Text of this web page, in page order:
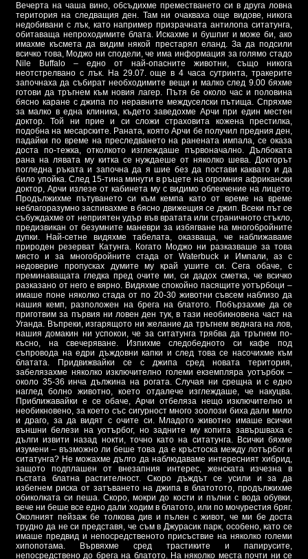
Вечерта на чаша вино, обсъдихме преместването си в друга ловна
територия на следващия ден. Там ни очакваха още видове, никога
недобивани с лък, като например призрачната антилопа ситатунга,
обитаваща непроходимите блата. Искахме и бушпиг и може би, ако
имахме късмета да видим някой престарял еланд. За да подсили
всичко това, Моджо ни сподели, че има информация за голямо стадо
Nile Buffalo – едно от най-опасните животни, също никога
неотстрелвано с лък. На 29.07. още в 4 часа сутринта, тракерите
започнаха да събират необходимите вещи и малко след 9.00 бяхме
готови да тръгнем към новия лагер. Пътя бе около час и половина
бясно каране с джипа по неравните междуселски пътища. Спряхме
за малко в една клиника, където заведохме Арчи при един местен
доктор. Той ни прие и си сложи страховита кожена престилка,
подобна на месарските. Раната, която Арчи бе получил предния ден,
падайки по време на преследването на ранената импала, се оказа
доста по-тежка, отколкото изглеждаше първоначално. Дълбоката
рана на лявата му китка се нуждаеше от няколко шева. Докторът
погледна ръката и започна да я шие без да постави каквато и да
било упойка. След 15-тина минути в ръцете на огромния африкански
доктор, Арчи излезе от кабинета му с видимо облекчение на лицето.
Продължихме пътуването си към кемпа като от време на време
неблагоразумно заспивахме в бясно движещия се джип. Всеки път се
събуждахме от неприятен удър във вратата или страничното стъкло,
предизвикан от безумните маневри за избягване на многобройните
дупки. Най-сетне видяхме табелата, оказваща, че наближаваме
природен резерват Катунга. Когато Моджо ни разказваше за това
място и за многобройните стада от Waterbuck и Импали, аз с
недоверие пропусках думите му край ушите си. Сега обаче, с
преминаващата гледка пред очите ми, си дадох сметка, че всичко
разказано от него е вярно. Видяхме спокойно пасящите уотърбоци –
имаше поне няколко стада от по 20-30 животни съвсем наблизо да
нашия кемп, разположен на брега на блатото. Побързахме да се
приготвим за първия ни ловен ден тук, в тази необикновена част на
Уганда. Въпреки, изгарящото ни желание да тръгнем веднага на лов,
нашия домакин ни успокои, че за ситатунга трябва да тръгнем по-
късно, на свечеряване. Изпихме следобедното си кафе под
съпровода на едри дъждовни капки и след това се насочихме към
блатата. Придвижвайки се с джипа сред новата територия,
забелязахме няколко изключително големи екземпляра уотърбок –
около 35-36 инча дължина на рогата. Случая ни срещна и с едно
наглед болно животно, което отдалече изглеждаше, че накуцва.
Приближавайки е се обаче, Арчи отбеляза нещо изключително и
необикновено, за което със сигурност много зоолози биха дали мило
и драго, за да видят с очите си. Младото животно имаше всички
външни белези на уотърбог, но задните му копита завършваха с
дълги извити назад нокти, точно като на ситатунга. Всички бяхме
изумени – възможно ли беше това да е кръстоска между лотърбог и
ситатунга? Не можахме дълго да наблюдаваме интересният хибрид,
защото подплашен от внезапния интерес, женската изчезна в
гъстата блатна растителност. Скоро дъждът се усили и за да
избегнем риска от затъването на джипа в блатотото, продължихме
обиколката си пеша. Скоро, мокри до кости и пълни с вода обувки,
вече ни беше все едно дали ходим в блатото, или по мочурестия бряг.
Околният пейзаж бе толкова див и пълен с живот, че ми бе доста
трудно да не си представя, че съм в Джурасик парк, особено, като се
имаше предвид и непосредственото присъствие на няколко големи
хипопотама. Вървяхме сред трастиките и папирусите,
непосредствено до брега на блатото. На няколко места почти ни се